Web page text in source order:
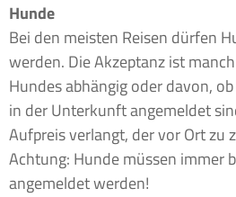
Hunde
Bei den meisten Reisen dürfen
werden. Die Akzeptanz ist
Hundes abhängig oder davon,
in der Unterkunft angemeldet
Aufpreis verlangt, der vor Ort zu
Achtung: Hunde müssen immer
angemeldet werden!